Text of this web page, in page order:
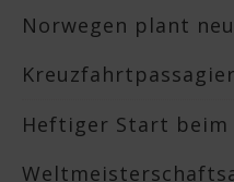
Norwegen plant
Heftiger Start beim